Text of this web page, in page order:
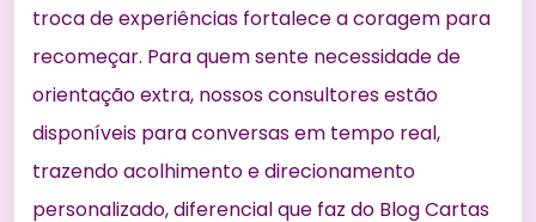
troca de experiências fortalece a coragem para
recomeçar. Para quem sente necessidade de
orientação extra, nossos consultores estão
disponíveis para conversas em tempo real,
trazendo acolhimento e direcionamento
personalizado, diferencial que faz do Blog Cartas